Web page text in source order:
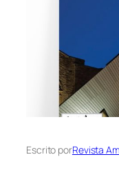
Escrito porRevista